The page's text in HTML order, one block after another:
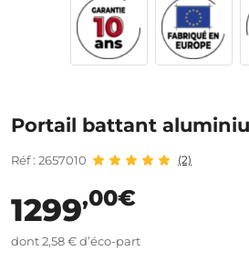
Portail battant
Réf : 2657010 (2)
1299,00€
dont 2,58 € d’éco-part